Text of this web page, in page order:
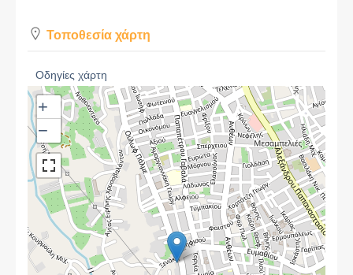
Τοποθεσία χάρτη
Οδηγίες χάρτη
+
−